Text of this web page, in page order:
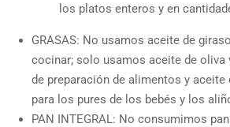
los platos enteros y en
GRASAS: No usamos aceite de
cocinar; solo usamos aceite de oliva
de preparación de alimentos y aceite
para los pures de los bebés y los
PAN INTEGRAL: No consumimos